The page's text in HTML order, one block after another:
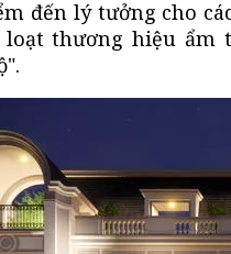
đến lý tưởng cho
thương hiệu ẩm